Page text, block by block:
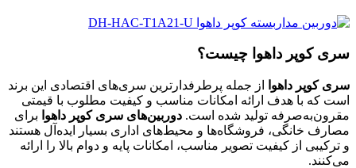
سری کوپر داهوا چیست؟
سری کوپر داهوا
از جمله پرطرفدارترین سری‌های اقتصادی این برند
است که با هدف ارائه امکانات مناسب و کیفیت مطلوب با قیمتی
مقرون‌به‌صرفه تولید شده است. دوربین‌های سری کوپر داهوا برای
مصارف خانگی، فروشگاه‌ها و محیط‌های اداری بسیار ایده‌آل هستند
و ترکیبی از کیفیت تصویر مناسب، امکانات پایه و دوام بالا را ارائه
می‌کنند.